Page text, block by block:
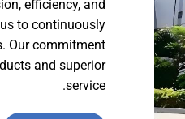
efficiency, and
to continuously
Our commitment
and superior
service.